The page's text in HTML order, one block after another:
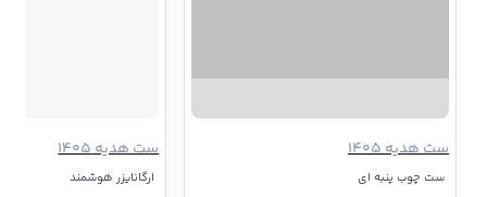
ست هدیه 1405
ست چوب پنبه ای
ست هدیه 1405
ارگانایزر هوشمند